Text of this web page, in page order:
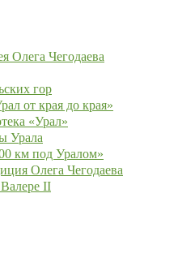
Олега Чегодаева
гор
от края до края»
«Урал»
Урала
км под Уралом»
Олега Чегодаева
II